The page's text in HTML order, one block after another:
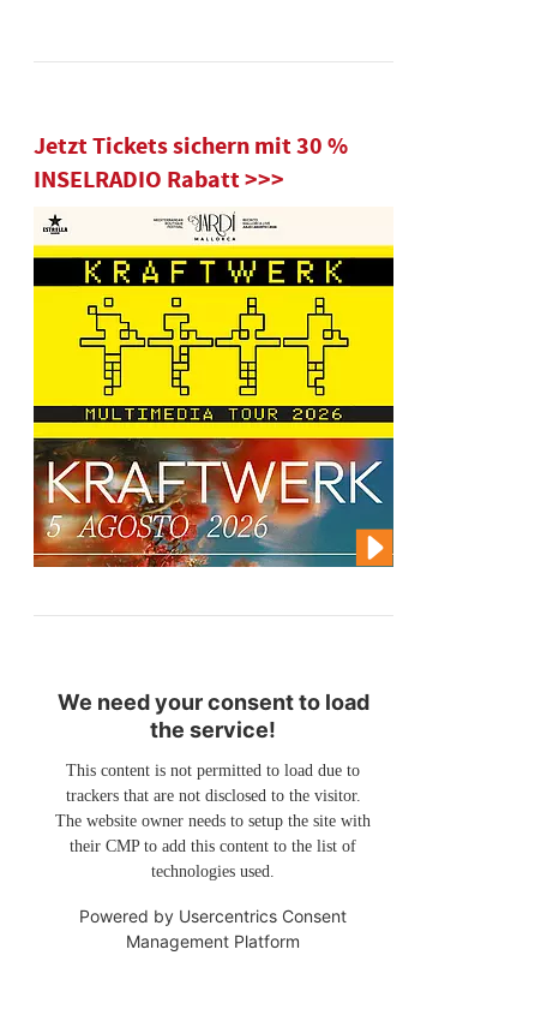
Jetzt Tickets sichern mit 30 %
INSELRADIO Rabatt >>>
We need your consent to load
the service!
This content is not permitted to load due to
trackers that are not disclosed to the visitor.
The website owner needs to setup the site with
their CMP to add this content to the list of
technologies used.
Powered by Usercentrics Consent
Management Platform